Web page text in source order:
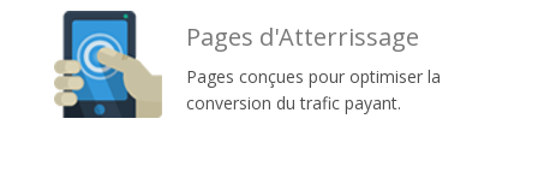
Pages d'Atterrissage
Pages conçues pour optimiser la
conversion du trafic payant.